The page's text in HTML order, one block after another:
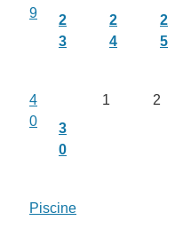
9
2
3
2
4
2
5
4
0
3
0
1 2
Piscine